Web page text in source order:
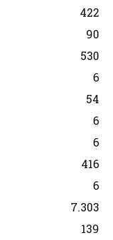
422
90
530
6
54
6
6
416
6
7.303
139